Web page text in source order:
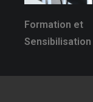
Formation et
Sensibilisation